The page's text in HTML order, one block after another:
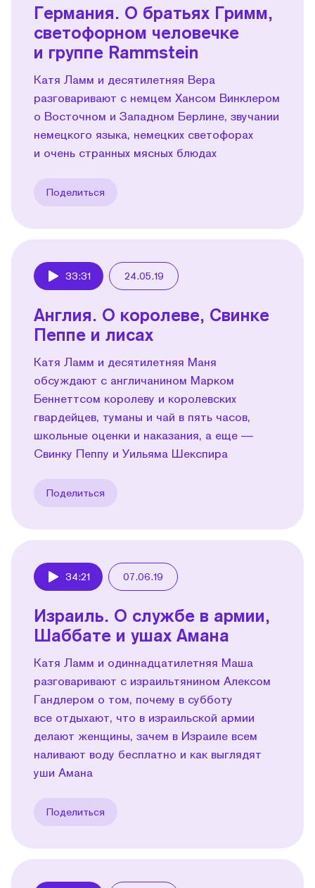
Германия. О братьях Гримм,
светофорном человечке
и группе Rammstein
Катя Ламм и десятилетняя Вера
разговаривают с немцем Хансом Винклером
о Восточном и Западном Берлине, звучании
немецкого языка, немецких светофорах
и очень странных мясных блюдах
Поделиться
33:31 24.05.19
Англия. О королеве, Cвинке
Пеппе и лисах
Катя Ламм и десятилетняя Маня
обсуждают с англичанином Марком
Беннеттсом королеву и королевских
гвардейцев, туманы и чай в пять часов,
школьные оценки и наказания, а еще —
Свинку Пеппу и Уильяма Шекспира
Поделиться
34:21 07.06.19
Израиль. О службе в армии,
Шаббате и ушах Амана
Катя Ламм и одиннадцатилетняя Маша
разговаривают с израильтянином Алексом
Гандлером о том, почему в субботу
все отдыхают, что в израильской армии
делают женщины, зачем в Израиле всем
наливают воду бесплатно и как выглядят
уши Амана
Поделиться